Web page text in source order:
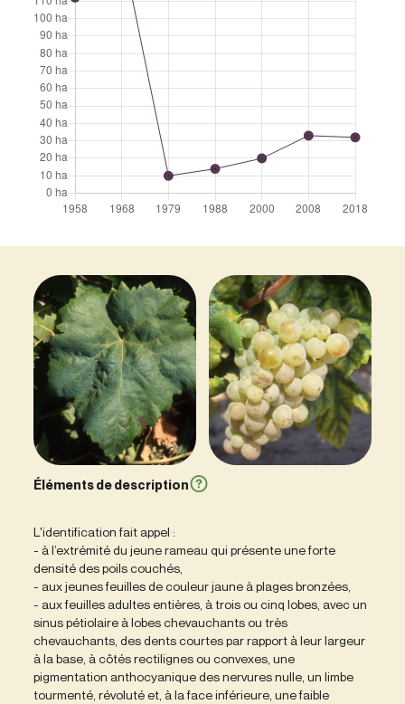
Éléments de description
L'identification fait appel :
- à l’extrémité du jeune rameau qui présente une forte
densité des poils couchés,
- aux jeunes feuilles de couleur jaune à plages bronzées,
- aux feuilles adultes entières, à trois ou cinq lobes, avec un
sinus pétiolaire à lobes chevauchants ou très
chevauchants, des dents courtes par rapport à leur largeur
à la base, à côtés rectilignes ou convexes, une
pigmentation anthocyanique des nervures nulle, un limbe
tourmenté, révoluté et, à la face inférieure, une faible